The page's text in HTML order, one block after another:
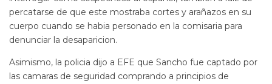
percatarse de que este mostraba cortes y arañazos en su
cuerpo cuando se habia personado en la comisaria para
denunciar la desaparicion.
Asimismo, la policia dijo a EFE que Sancho fue captado por
las camaras de seguridad comprando a principios de